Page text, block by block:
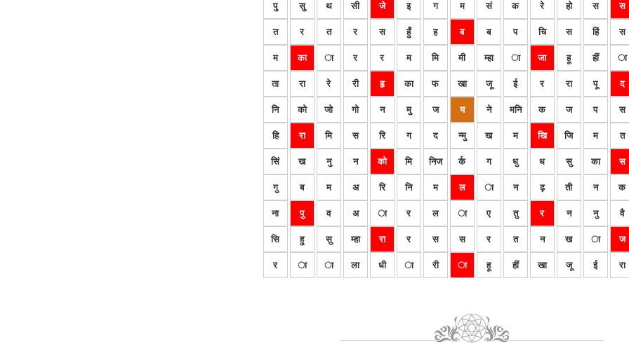
पु सु थ सी जे इ ग म सं क रे हो स स
त र त र स हुँ ह ब ब प चि स हिं स
म का ा र र म मि मी म्हा ा जा हू हीं ा
ता रा रे री हृ का फ खा जू ई र रा पू द
नि को जो गो न मु ज य ने मनि क ज प स
हि रा मि स रि ग द न्मु ख म खि जि म त
सिं ख नु न को मि निज र्क ग धु ध सु का स
गु ब म अ रि नि म ल ा न ढ़ ती न क
ना पु व अ ा र ल ा ए तु र न नु वै
सि हु सु म्हा रा र स स र त न ख ा ज
र ा ा ला धी ा री ा हू हीं खा जू ई रा